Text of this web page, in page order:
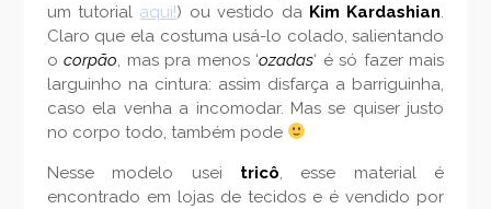
um tutorial aqui!) ou vestido da Kim Kardashian.
Claro que ela costuma usá-lo colado, salientando
ocorpão, mas pra menos ‘ozadas‘ é só fazer mais
larguinho na cintura: assim disfarça a barriguinha,
caso ela venha a incomodar. Mas se quiser justo
no corpo todo, também pode
Nesse modelo usei tricô, esse material é
encontrado em lojas de tecidos e é vendido por